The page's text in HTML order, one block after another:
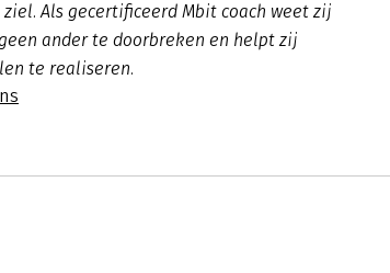
Als gecertificeerd Mbit coach weet zij
ander te doorbreken en helpt zij
te realiseren.